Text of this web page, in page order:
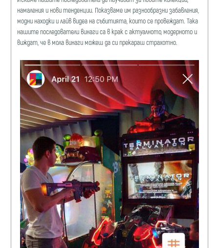
намаления и нови тенденции. Показваме им разнообразни забавления,
модни находки и лайв видеа на събитията, които се провеждат. Така
нашите последователи винаги са в крак с актуалното, модерното и
виждат, че в мола винаги можеш да си прекараш страхотно.